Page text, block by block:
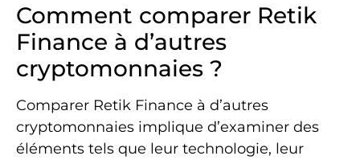
Comment comparer Retik
Finance à d’autres
cryptomonnaies ?
Comparer Retik Finance à d’autres
cryptomonnaies implique d’examiner des
éléments tels que leur technologie, leur